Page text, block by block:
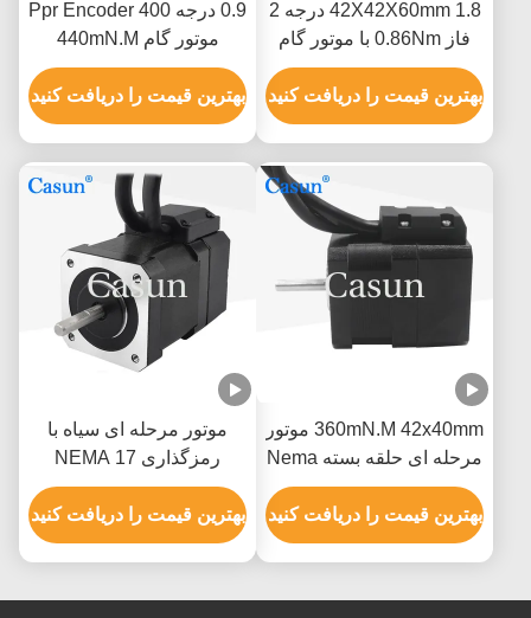
42X42X60mm 1.8 درجه 2
فاز 0.86Nm با موتور گام
بردار بسته Nema 17
بهترین قیمت را دریافت کنید
0.9 درجه 400 Ppr Encoder
موتور گام 440mN.M
42x48mm حلقه بسته
Nema 17
بهترین قیمت را دریافت کنید
360mN.M 42x40mm موتور
مرحله ای حلقه بسته Nema
17 با 1000 Ppr Encoder
برای تجهیزات اتوماسیون
بهترین قیمت را دریافت کنید
موتور مرحله ای سیاه با
رمزگذاری NEMA 17
340mN.M 1000pps 4
مرحله موتور مرحله ای
بهترین قیمت را دریافت کنید